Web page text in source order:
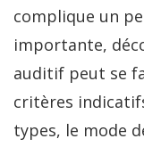
complique un
importante,
auditif peut se
critères
types, le mode